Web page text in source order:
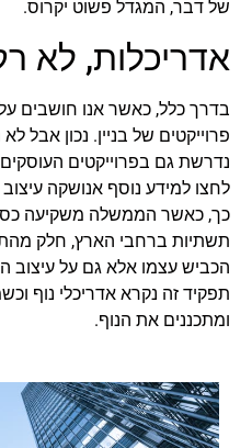
של דבר, המגדל פשוט יקרוס.
אדריכלות, לא
בדרך כלל, כאשר אנו חושבים
פרוייקטים של בניין. נכון אבל
נדרשת גם בפרוייקטים
לחצו למידע נוסף אנושקה עיצוב
כך, כאשר הממשלה משקיעה
תשתיות ברחבי הארץ, חלק
הכביש עצמו אלא גם על עיצוב
תפקיד זה נקרא אדריכלי נוף
ומתכננים את הנוף.